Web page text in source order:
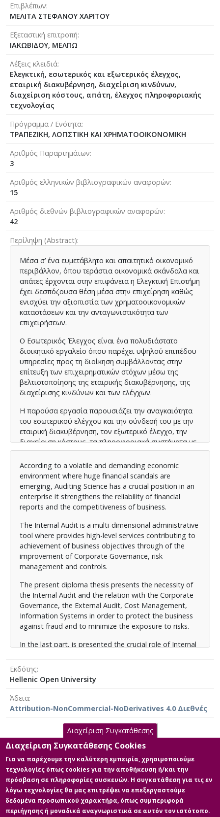
Επιβλέπων
ΜΕΛΙΤΑ ΣΤΕΦΑΝΟΥ ΧΑΡΙΤΟΥ
Εξεταστική επιτροπή
ΙΑΚΩΒΙΔΟΥ, ΜΕΛΠΩ
Λέξεις κλειδιά
Ελεγκτική, εσωτερικός και εξωτερικός έλεγχος,
εταιρική διακυβέρνηση, διαχείριση κινδύνων,
διαχείριση κόστους, απάτη, έλεγχος πληροφοριακής
τεχνολογίας
Πρόγραμμα / Ενότητα
ΤΡΑΠΕΖΙΚΗ, ΛΟΓΙΣΤΙΚΗ ΚΑΙ ΧΡΗΜΑΤΟΟΙΚΟΝΟΜΙΚΗ
Αριθμός Παραρτημάτων
3
Αριθμός ελληνικών βιβλιογραφικών αναφορών
15
Αριθμός διεθνών βιβλιογραφικών αναφορών
42
Περίληψη (Abstract)
Μέσα σ’ ένα ευμετάβλητο και απαιτητικό οικονομικό
περιβάλλον, όπου τεράστια οικονομικά σκάνδαλα και
απάτες έρχονται στην επιφάνεια η Ελεγκτική Επιστήμη
έχει δεσπόζουσα θέση μέσα στην επιχείρηση καθώς
ενισχύει την αξιοπιστία των χρηματοοικονομικών
καταστάσεων και την ανταγωνιστικότητα των
επιχειρήσεων.
Ο Εσωτερικός Έλεγχος είναι ένα πολυδιάστατο
διοικητικό εργαλείο όπου παρέχει υψηλού επιπέδου
υπηρεσίες προς τη διοίκηση συμβάλλοντας στην
επίτευξη των επιχειρηματικών στόχων μέσω της
βελτιστοποίησης της εταιρικής διακυβέρνησης, της
διαχείρισης κινδύνων και των ελέγχων.
Η παρούσα εργασία παρουσιάζει την αναγκαιότητα
του εσωτερικού ελέγχου και την σύνδεσή του με την
εταιρική διακυβέρνηση, τον εξωτερικό έλεγχο, την
διαχείριση κόστους, τα πληροφοριακά συστήματα με
σκοπό τη θωράκιση της επιχείρησης απέναντι στην
απάτη και στην ελαχιστοποίηση της έκθεσής της σε
κινδύνους.
Στο τελευταίο μέρος, πραγματοποιείται μία
παρουσίαση του κυρίαρχου ρόλου του εσωτερικού
ελέγχου στην αναπτυξιακή πορεία της επιχείρησης
και παρατίθενται κάποιες προτάσεις για
μεγιστοποίηση του οφέλους στο σύγχρονο
επιχειρηματικό περιβάλλον.
According to a volatile and demanding economic
environment where huge financial scandals are
emerging, Auditing Science has a crucial position in an
enterprise it strengthens the reliability of financial
reports and the competitiveness of business.
The Internal Audit is a multi-dimensional administrative
tool where provides high-level services contributing to
achievement of business objectives through of the
improvement of Corporate Governance, risk
management and controls.
The present diploma thesis presents the necessity of
the Internal Audit and the relation with the Corporate
Governance, the External Audit, Cost Management,
Information Systems in order to protect the business
against fraud and to minimize the exposure to risks.
In the last part, is presented the crucial role of Internal
are some suggestions for maximizing the benefit in the
modern business environment.
Εκδότης
Hellenic Open University
Άδεια
Attribution-NonCommercial-NoDerivatives 4.0 Διεθνές
Κύρια Αρχεία Διατριβής
Ο Εσωτερικός Έλεγχος ως βασικός
μοχλός ενίσχυσης της
ανταγωνιστικότητας της
σύγχρονης επιχείρησης
Περιγραφή: Διπλωματική
Διαχείριση Συγκατάθεσης
Διαχείριση Συγκατάθεσης Cookies
Για να παρέχουμε την καλύτερη εμπειρία, χρησιμοποιούμε
τεχνολογίες όπως cookies για την αποθήκευση ή/και την
πρόσβαση σε πληροφορίες συσκευών. Η συγκατάθεση για τις εν
λόγω τεχνολογίες θα μας επιτρέψει να επεξεργαστούμε
δεδομένα προσωπικού χαρακτήρα, όπως συμπεριφορά
περιήγησης ή μοναδικά αναγνωριστικά σε αυτόν τον ιστότοπο.